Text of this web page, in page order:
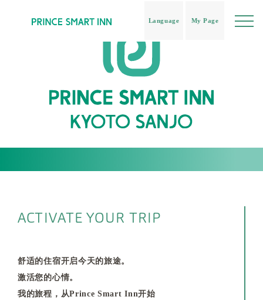
Language My Page
ACTIVATE YOUR TRIP
舒适的住宿开启今天的旅途。
激活您的心情。
我的旅程，从Prince Smart Inn开始